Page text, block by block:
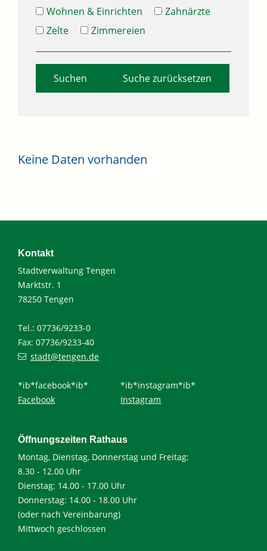
Wohnen & Einrichten
Zahnärzte
Zelte
Zimmereien
Suche zurücksetzen
Keine Daten vorhanden
Kontakt
Stadtverwaltung Tengen
Marktstr. 1
78250 Tengen
Tel.: 07736/9233-0
Fax: 07736/9233-40
stadt@tengen.de
*ib*facebook*ib*
Facebook
*ib*instagram*ib*
Instagram
Öffnungszeiten Rathaus
Montag, Dienstag, Donnerstag und Freitag:
8.30 - 12.00 Uhr
Dienstag: 14.00 - 17.00 Uhr
Donnerstag: 14.00 - 18.00 Uhr
(oder nach Vereinbarung)
Mittwoch geschlossen